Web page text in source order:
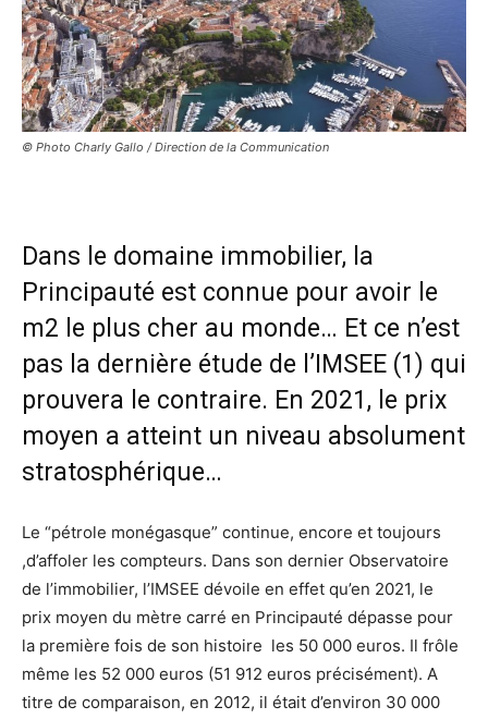
© Photo Charly Gallo / Direction de la Communication
Dans le domaine immobilier, la
Principauté est connue pour avoir le
m2 le plus cher au monde… Et ce n’est
pas la dernière étude de l’IMSEE (1) qui
prouvera le contraire. En 2021, le prix
moyen a atteint un niveau absolument
stratosphérique…
Le “pétrole monégasque” continue, encore et toujours
,d’affoler les compteurs. Dans son dernier Observatoire
de l’immobilier, l’IMSEE dévoile en effet qu’en 2021, le
prix moyen du mètre carré en Principauté dépasse pour
la première fois de son histoire les 50 000 euros. Il frôle
même les 52 000 euros (51 912 euros précisément). A
titre de comparaison, en 2012, il était d’environ 30 000